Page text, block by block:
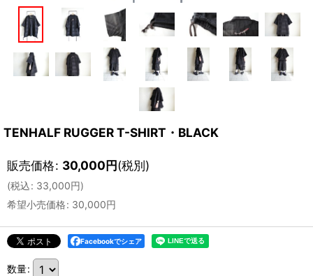
TENHALF RUGGER T-SHIRT・BLACK
販売価格: 30,000円(税別)
(税込: 33,000円)
希望小売価格: 30,000円
Facebookでシェア
数量: